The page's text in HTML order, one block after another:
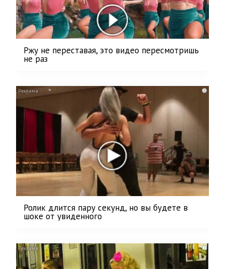
Ржу не переставая, это видео пересмотришь
не раз
i
Ролик длится пару секунд, но вы будете в
шоке от увиденного
i